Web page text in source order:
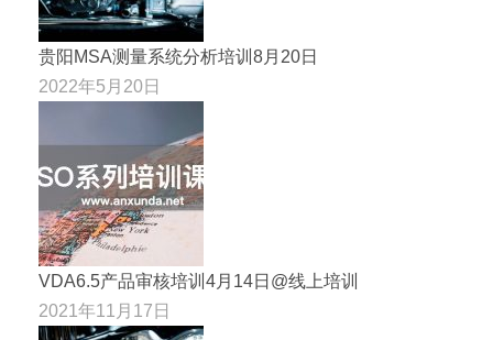
贵阳MSA测量系统分析培训8月20日
2022年5月20日
VDA6.5产品审核培训4月14日@线上培训
2021年11月17日